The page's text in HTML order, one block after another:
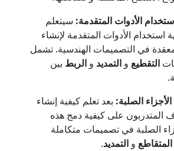
الأدوات المتقدمة: سيتعلم
استخدام الأدوات المتقدمة لإنشاء
في التصميمات الهندسية. تشمل
التقطيع و التمديد و الربط بين
الصلبة: بعد تعلم كيفية إنشاء
المتدربون على كيفية دمج هذه
الصلبة في تصميمات متكاملة
و التمديد.